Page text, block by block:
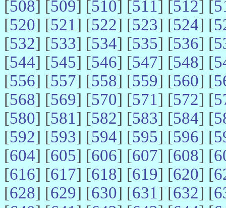
[508] [509] [510] [511] [512] [
[520] [521] [522] [523] [524] [
[532] [533] [534] [535] [536] [
[544] [545] [546] [547] [548] [
[556] [557] [558] [559] [560] [
[568] [569] [570] [571] [572] [
[580] [581] [582] [583] [584] [
[592] [593] [594] [595] [596] [
[604] [605] [606] [607] [608] [
[616] [617] [618] [619] [620] [
[628] [629] [630] [631] [632] [